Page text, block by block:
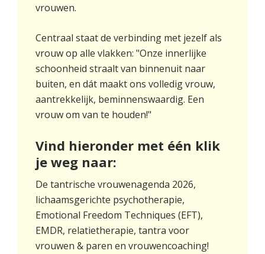
vrouwen.
Centraal staat de verbinding met jezelf als
vrouw op alle vlakken: "Onze innerlijke
schoonheid straalt van binnenuit naar
buiten, en dát maakt ons volledig vrouw,
aantrekkelijk, beminnenswaardig. Een
vrouw om van te houden!"
Vind hieronder met één klik
je weg naar:
De tantrische vrouwenagenda 2026,
lichaamsgerichte psychotherapie,
Emotional Freedom Techniques (EFT),
EMDR, relatietherapie, tantra voor
vrouwen & paren en vrouwencoaching!